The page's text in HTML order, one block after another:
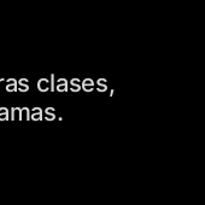
clases,